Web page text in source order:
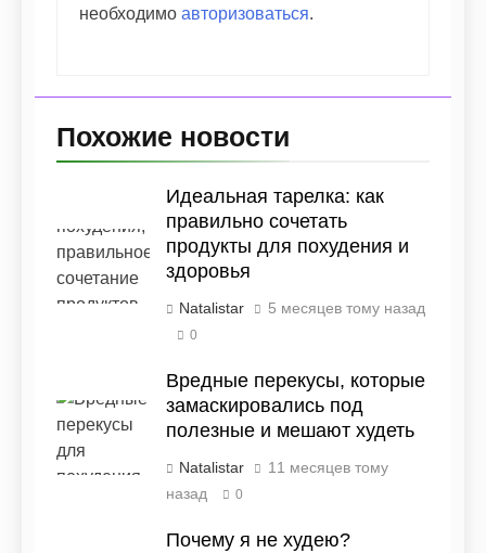
необходимо авторизоваться.
Похожие новости
Идеальная тарелка: как
правильно сочетать
продукты для похудения и
здоровья
Natalistar 5 месяцев тому назад
0
Вредные перекусы, которые
замаскировались под
полезные и мешают худеть
Natalistar
11 месяцев тому
назад
0
Почему я не худею?